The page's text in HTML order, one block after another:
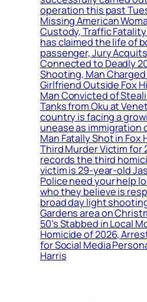
operation this past
Missing American
Custody, Traffic Fatality
has claimed the life of
passenger, Jury
Connected to Deadly
Shooting, Man
Girlfriend Outside Fox
Man Convicted of
Tanks from Oku at
country is facing a
unease as immigration
Man Fatally Shot in Fox
Third Murder Victim for
records the third
victim is 29-year-old
Police need your help
who they believe is
broad day light
Gardens area on
50’s Stabbed in Local
Homicide of 2026,
for Social Media
Harris